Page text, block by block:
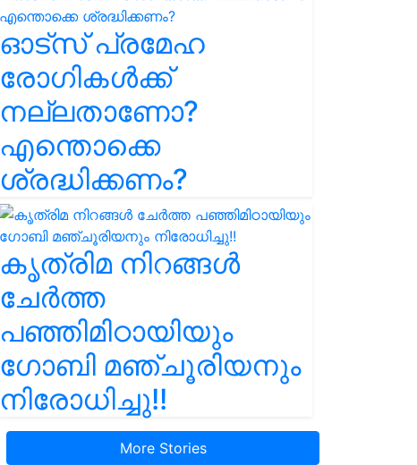
ഓട്സ് പ്രമേഹ
രോഗികൾക്ക്
നല്ലതാണോ?
എന്തൊക്കെ
ശ്രദ്ധിക്കണം?
കൃത്രിമ നിറങ്ങൾ
ചേർത്ത
പഞ്ഞിമിഠായിയും
ഗോബി മഞ്ചൂരിയനും
നിരോധിച്ചു!!
More Stories